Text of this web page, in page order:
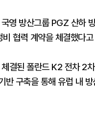
영 방산그룹 PGZ 산하
비 협력 계약을 체결했다
결된 폴란드 K2 전차 2
반 구축을 통해 유럽 내